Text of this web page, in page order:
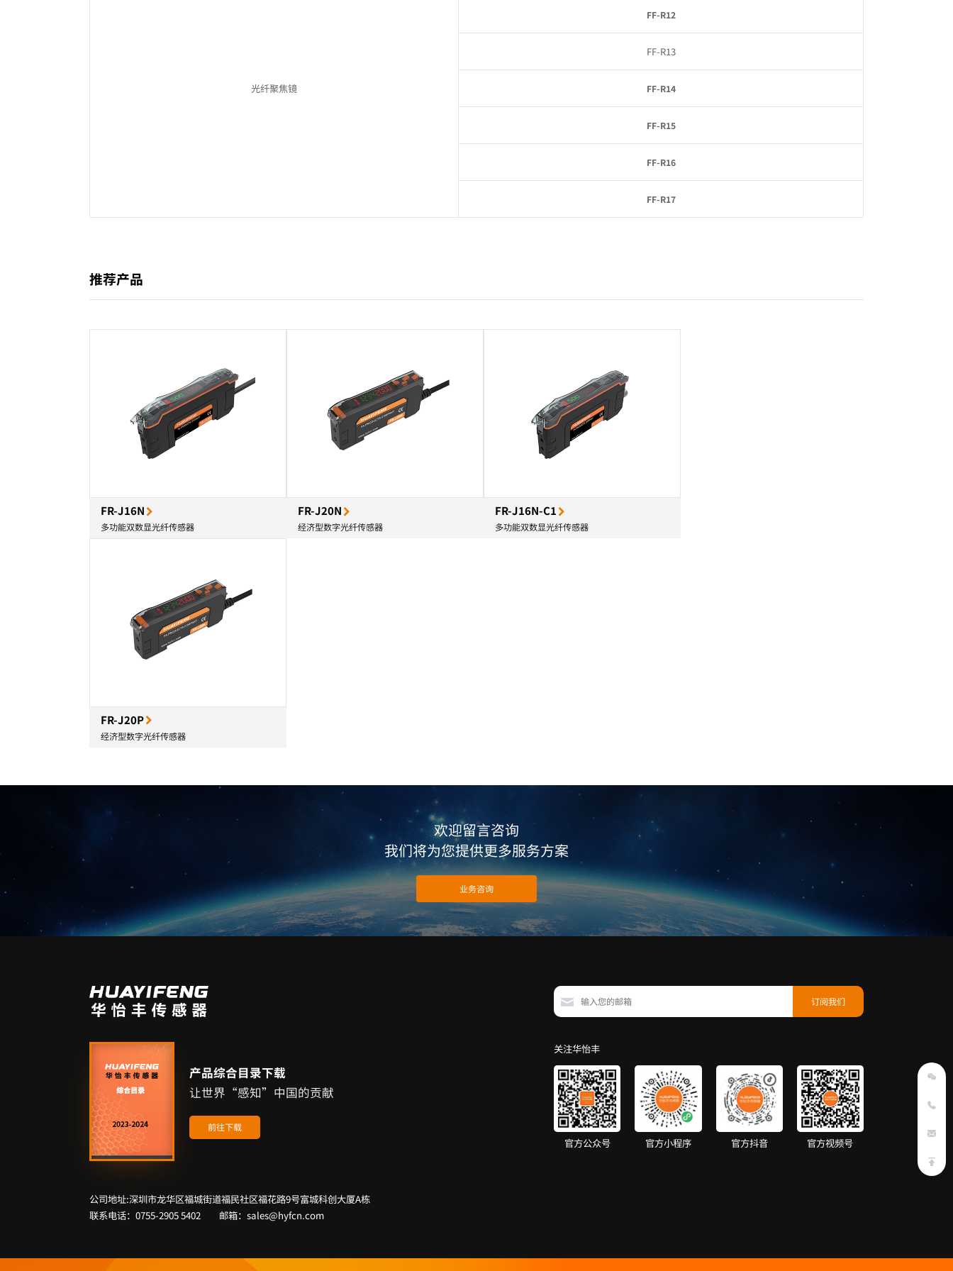
光纤聚焦镜
FF-R12
FF-R13
FF-R14
FF-R15
FF-R16
FF-R17
推荐产品
FR-J16N
多功能双数显光纤传感器
FR-J20N
经济型数字光纤传感器
FR-J16N-C1
多功能双数显光纤传感器
FR-J20P
经济型数字光纤传感器
欢迎留言咨询
我们将为您提供更多服务方案
业务咨询
产品综合目录下载
让世界“感知”中国的贡献
前往下载
公司地址:深圳市龙华区福城街道福民社区福花路9号富城科创大厦A栋
联系电话：0755-2905 5402 邮箱：sales@hyfcn.com
关注华怡丰
官方公众号 官方小程序 官方抖音 官方视频号